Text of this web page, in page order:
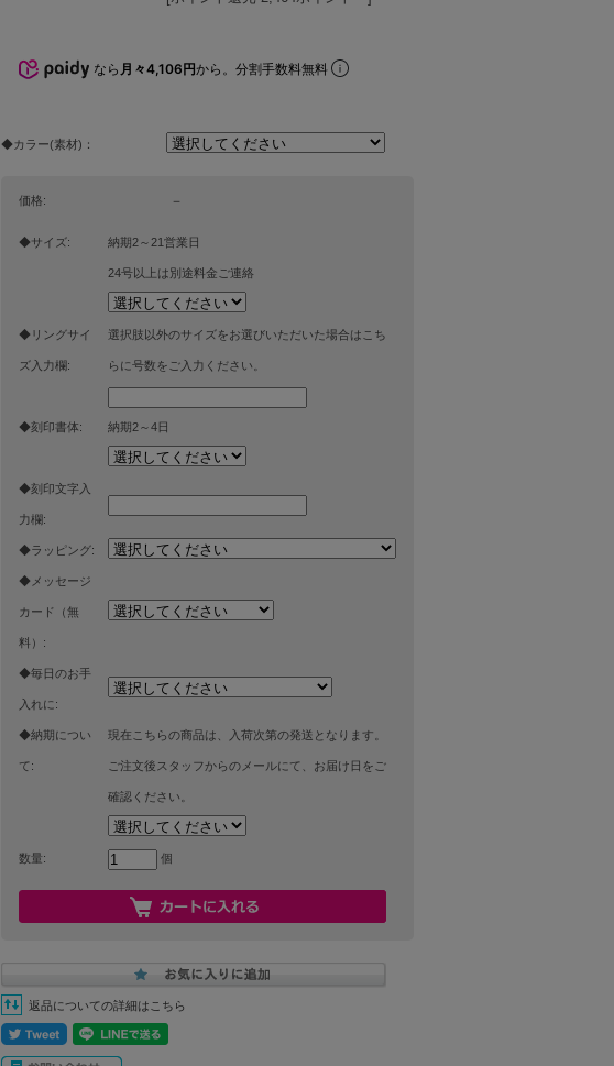
なら 月々4,106円から。分割手数料無料
◆カラー(素材)：
価格: －
◆サイズ: 納期2～21営業日
24号以上は別途料金ご連絡
◆リングサイ
ズ入力欄:
選択肢以外のサイズをお選びいただいた場合はこち
らに号数をご入力ください。
◆刻印書体: 納期2～4日
◆刻印文字入
力欄:
◆ラッピング:
◆メッセージ
カード（無
料）:
◆毎日のお手
入れに:
◆納期につい
て:
現在こちらの商品は、入荷次第の発送となります。
ご注文後スタッフからのメールにて、お届け日をご
確認ください。
数量: 個
返品についての詳細はこちら